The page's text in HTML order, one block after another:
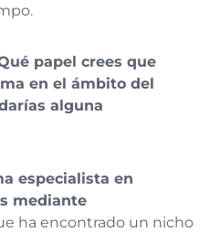
papel crees que
en el ámbito del
alguna
especialista en
mediante
ha encontrado un nicho